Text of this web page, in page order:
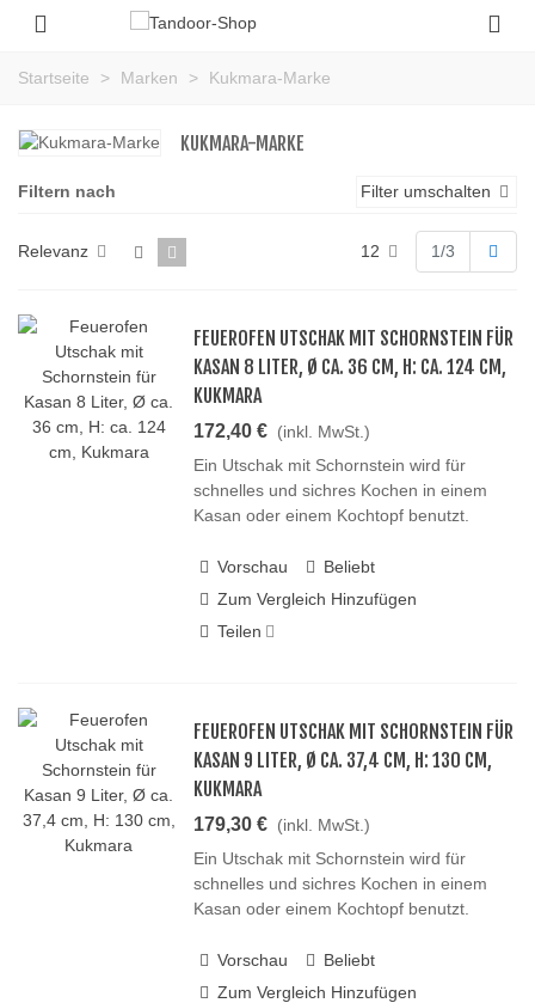
Startseite > Marken > Kukmara-Marke
KUKMARA-MARKE
Filtern nach Filter umschalten
Relevanz 12 1/3
FEUEROFEN UTSCHAK MIT SCHORNSTEIN FÜR
KASAN 8 LITER, Ø CA. 36 CM, H: CA. 124 CM,
KUKMARA
172,40 € (inkl. MwSt.)
Ein Utschak mit Schornstein wird für
schnelles und sichres Kochen in einem
Kasan oder einem Kochtopf benutzt.
Vorschau
Beliebt
Zum Vergleich Hinzufügen
Teilen
FEUEROFEN UTSCHAK MIT SCHORNSTEIN FÜR
KASAN 9 LITER, Ø CA. 37,4 CM, H: 130 CM,
KUKMARA
179,30 € (inkl. MwSt.)
Ein Utschak mit Schornstein wird für
schnelles und sichres Kochen in einem
Kasan oder einem Kochtopf benutzt.
Vorschau
Beliebt
Zum Vergleich Hinzufügen